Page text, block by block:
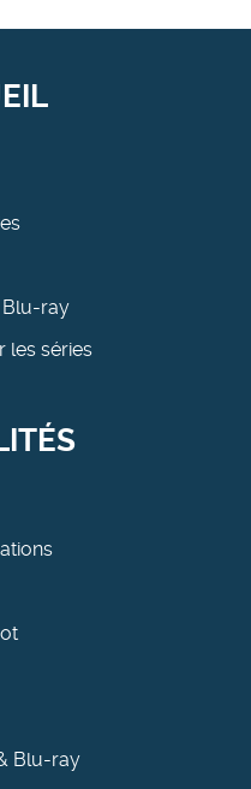
Blu-ray
les séries
Blu-ray